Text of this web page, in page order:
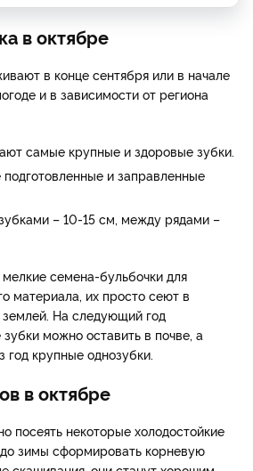
в октябре
в конце сентября или в начале
и в зависимости от региона
самые крупные и здоровые зубки.
и заправленные
– 10-15 см, между рядами –
семена-бульбочки для
материала, их просто сеют в
На следующий год
можно оставить в почве, а
год крупные однозубки.
в октябре
посеять некоторые холодостойкие
зимы сформировать корневую